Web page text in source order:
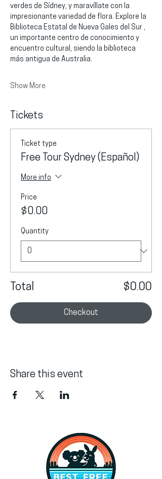
verdes de Sídney, y maravíllate con la
impresionante variedad de flora. Explore la
Biblioteca Estatal de Nueva Gales del Sur ,
un importante centro de conocimiento y
encuentro cultural, siendo la biblioteca
más antigua de Australia.
Show More
Tickets
Ticket type
Free Tour Sydney (Español)
More info
Price
$0.00
Quantity
Total $0.00
Checkout
Share this event